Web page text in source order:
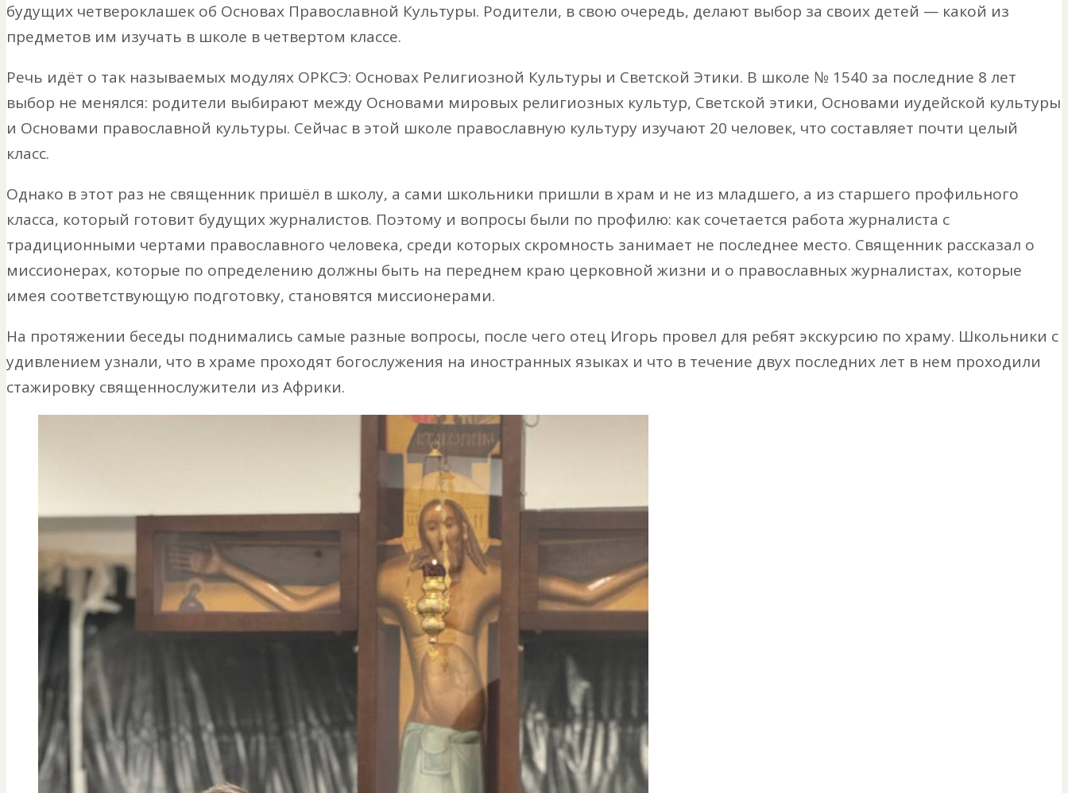
будущих четвероклашек об Основах Православной Культуры. Родители, в свою очередь, делают выбор за своих детей — какой из
предметов им изучать в школе в четвертом классе.
Речь идёт о так называемых модулях ОРКСЭ: Основах Религиозной Культуры и Светской Этики. В школе № 1540 за последние 8 лет
выбор не менялся: родители выбирают между Основами мировых религиозных культур, Светской этики, Основами иудейской культуры
и Основами православной культуры. Сейчас в этой школе православную культуру изучают 20 человек, что составляет почти целый
класс.
Однако в этот раз не священник пришёл в школу, а сами школьники пришли в храм и не из младшего, а из старшего профильного
класса, который готовит будущих журналистов. Поэтому и вопросы были по профилю: как сочетается работа журналиста с
традиционными чертами православного человека, среди которых скромность занимает не последнее место. Священник рассказал о
миссионерах, которые по определению должны быть на переднем краю церковной жизни и о православных журналистах, которые
имея соответствующую подготовку, становятся миссионерами.
На протяжении беседы поднимались самые разные вопросы, после чего отец Игорь провел для ребят экскурсию по храму. Школьники с
удивлением узнали, что в храме проходят богослужения на иностранных языках и что в течение двух последних лет в нем проходили
стажировку священнослужители из Африки.